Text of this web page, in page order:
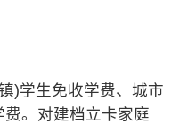
学生免收学费、城市
。对建档立卡家庭